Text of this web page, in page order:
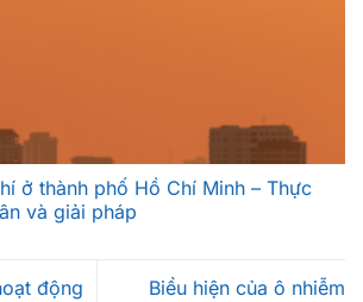
ở thành phố Hồ Chí Minh – Thực
và giải pháp
động
Biểu hiện của ô nhiễm